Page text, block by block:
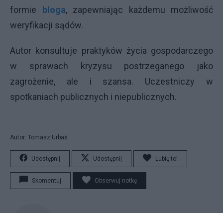
formie bloga, zapewniając każdemu możliwość
weryfikacji sądów.
Autor konsultuje praktyków życia gospodarczego
w sprawach kryzysu postrzeganego jako
zagrożenie, ale i szansa. Uczestniczy w
spotkaniach publicznych i niepublicznych.
Autor: Tomasz Urbaś
Udostępnij Udostępnij Lubię to!
Skomentuj Obserwuj notkę